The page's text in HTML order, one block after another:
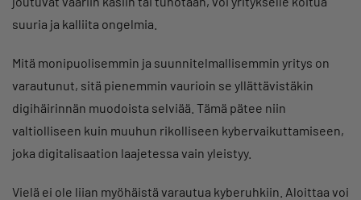
suuria ja kalliita ongelmia.
Mitä monipuolisemmin ja suunnitelmallisemmin yritys on
varautunut, sitä pienemmin vaurioin se yllättävistäkin
digihäirinnän muodoista selviää. Tämä pätee niin
valtiolliseen kuin muuhun rikolliseen kybervaikuttamiseen,
joka digitalisaation laajetessa vain yleistyy.
Vielä ei ole liian myöhäistä varautua kyberuhkiin. Aloittaa voi